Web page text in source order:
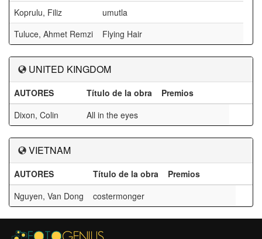
Koprulu, Filiz
umutla
Tuluce, Ahmet Remzi
Flying Hair
UNITED KINGDOM
AUTORES Título de la obra
Premios
Dixon, Colin
All in the eyes
VIETNAM
AUTORES Título de la obra
Premios
Nguyen, Van Dong
costermonger